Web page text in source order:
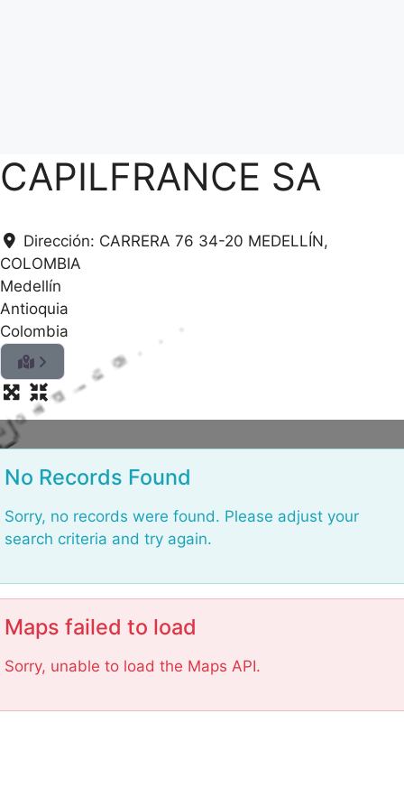
CAPILFRANCE SA
Dirección: CARRERA 76 34-20 MEDELLÍN,
COLOMBIA
Medellín
Antioquia
Colombia
o
d
i
g
.
.
.
No Records Found
Sorry, no records were found. Please adjust your
search criteria and try again.
Maps failed to load
Sorry, unable to load the Maps API.